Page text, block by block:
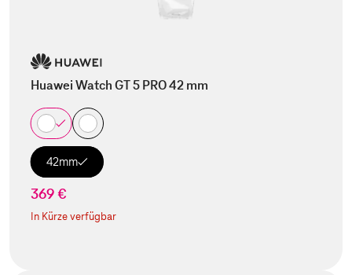
Huawei Watch GT 5 PRO 42 mm
42mm
369 €
In Kürze verfügbar